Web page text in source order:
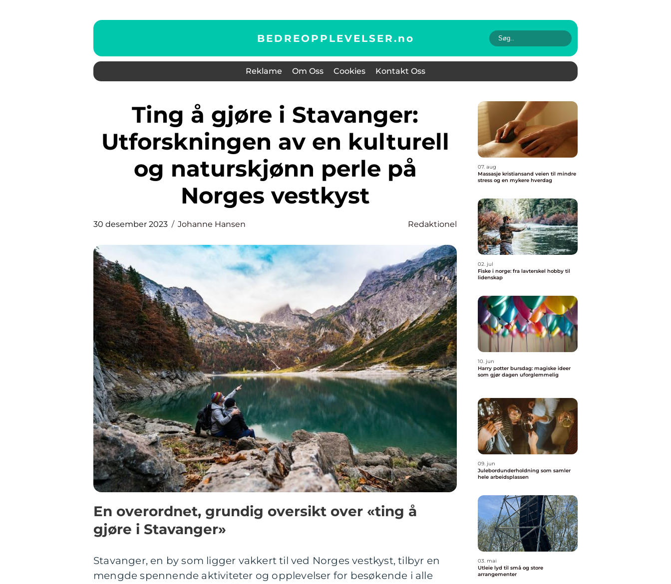
BEDREOPPLEVELSER.no
Reklame Om Oss Cookies Kontakt Oss
Ting å gjøre i Stavanger:
Utforskningen av en kulturell
og naturskjønn perle på
Norges vestkyst
30 desember 2023 Johanne Hansen Redaktionel
En overordnet, grundig oversikt over «ting å
gjøre i Stavanger»
Stavanger, en by som ligger vakkert til ved Norges vestkyst, tilbyr en
mengde spennende aktiviteter og opplevelser for besøkende i alle
07. aug
Massasje kristiansand veien til mindre
stress og en mykere hverdag
02. jul
Fiske i norge: fra lavterskel hobby til
lidenskap
10. jun
Harry potter bursdag: magiske ideer
som gjør dagen uforglemmelig
09. jun
Julebordunderholdning som samler
hele arbeidsplassen
03. mai
Utleie lyd til små og store
arrangementer